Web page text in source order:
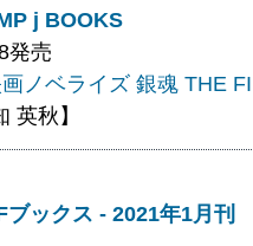
j BOOKS
発売
ノベライズ 銀魂 THE
英秋】
ブックス - 2021年1月刊